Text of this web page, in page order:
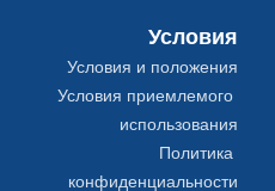
Условия
Условия и положения
Условия приемлемого
использования
Политика
конфиденциальности